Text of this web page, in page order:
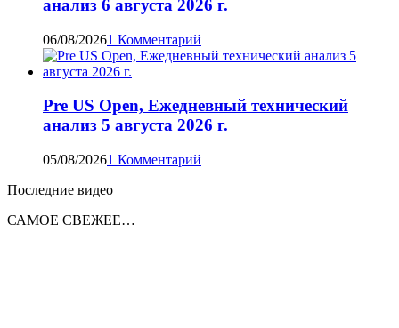
анализ 6 августа 2026 г.
06/08/20261 Комментарий
Pre US Open, Ежедневный технический
анализ 5 августа 2026 г.
05/08/20261 Комментарий
Последние видео
САМОЕ СВЕЖЕЕ…